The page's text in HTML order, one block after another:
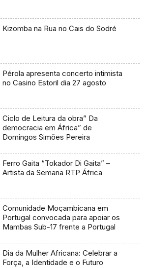
Kizomba na Rua no Cais do Sodré
Pérola apresenta concerto intimista
no Casino Estoril dia 27 agosto
Ciclo de Leitura da obra” Da
democracia em África” de
Domingos Simões Pereira
Ferro Gaita “Tokador Di Gaita” –
Artista da Semana RTP África
Comunidade Moçambicana em
Portugal convocada para apoiar os
Mambas Sub-17 frente a Portugal
Dia da Mulher Africana: Celebrar a
Força, a Identidade e o Futuro